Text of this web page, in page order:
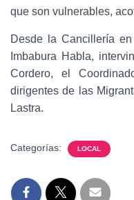
que son vulnerables,
Desde la Cancillería
Imbabura Habla,
Cordero, el
dirigentes de las
Lastra.
Categorías: LOCAL